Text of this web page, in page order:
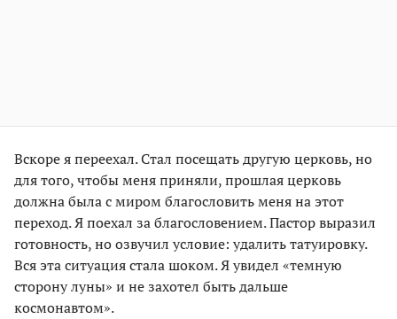
Вскоре я переехал. Стал посещать другую церковь, но
для того, чтобы меня приняли, прошлая церковь
должна была с миром благословить меня на этот
переход. Я поехал за благословением. Пастор выразил
готовность, но озвучил условие: удалить татуировку.
Вся эта ситуация стала шоком. Я увидел «темную
сторону луны» и не захотел быть дальше
космонавтом».